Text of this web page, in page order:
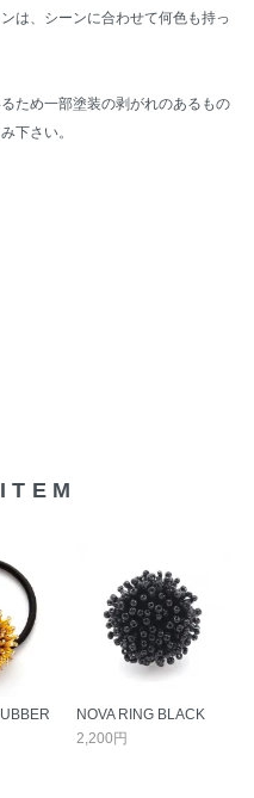
は、シーンに合わせて何色も持っ
ため一部塗装の剥がれのあるもの
下さい。
NOVA RING BLACK
2,200円